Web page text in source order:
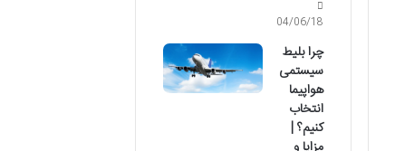
04/06/18
چرا بلیط
سیستمی
هواپیما
انتخاب
کنیم؟ |